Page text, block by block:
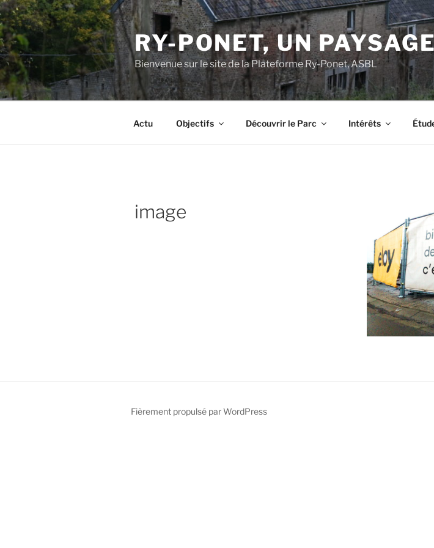
Aller
au
contenu
principal
RY-PONET, UN
Bienvenue sur le site de la Plateforme Ry-Ponet, ASBL
Actu Objectifs Découvrir le Parc Intérêts
image
Fièrement propulsé par WordPress